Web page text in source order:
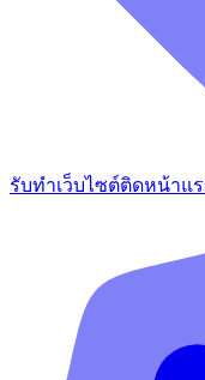
รับทำเว็บไซต์ติดหน้าแ